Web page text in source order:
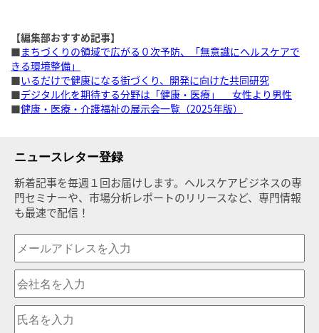
【編集部おすすめ記事】
■まちづくりの領域で広がる０次予防、「無意識にヘルスケアで
きる環境整備」
■いるだけで健康になる街づくり、開発に向けた共同研究
■デジタル化を期待する分野は「健康・医療」 女性より男性
■健康・医療・介護福祉の展示会一覧（2025年版）
ニュースレター登録
新着記事を毎週１回お届けします。ヘルスケアビジネスの専
門セミナーや、市場分析レポートのリリースなど、専門情報
も最速で配信！